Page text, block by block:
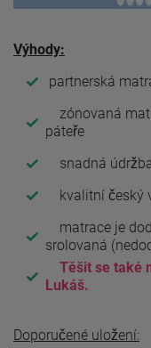
Výhody:
partnerská
zónovaná
páteře
snadná
kvalitní český
matrace je
srolovaná
Těšit se také
Lukáš.
Doporučené uložení: